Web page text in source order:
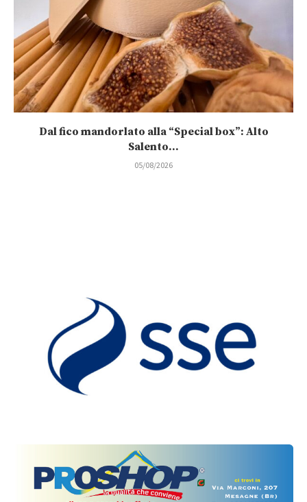
Dal fico mandorlato alla “Special box”: Alto
Salento...
05/08/2026